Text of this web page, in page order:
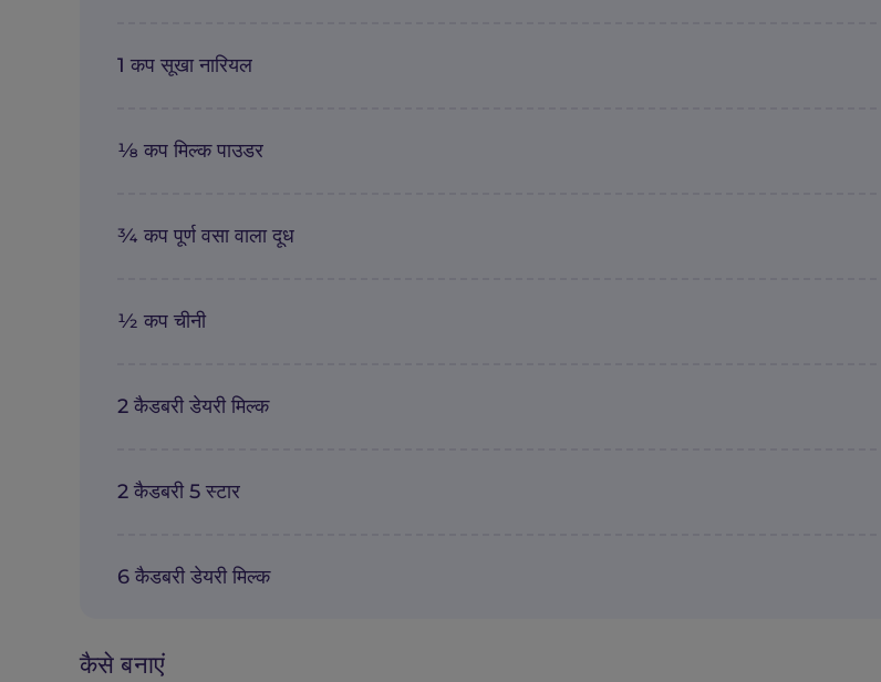
1 कप सूखा नारियल
⅛ कप मिल्क पाउडर
¾ कप पूर्ण वसा वाला दूध
½ कप चीनी
2 कैडबरी डेयरी मिल्क
2 कैडबरी 5 स्टार
6 कैडबरी डेयरी मिल्क
कैसे बनाएं